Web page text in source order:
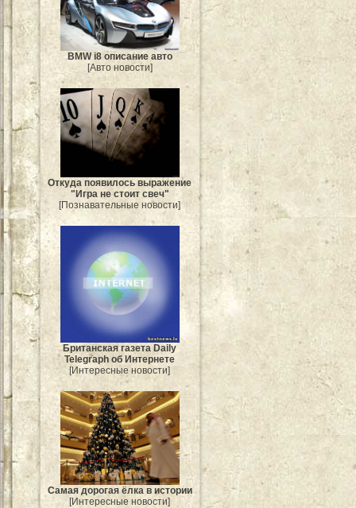
BMW i8 описание авто
[Авто новости]
Откуда появилось выражение
"Игра не стоит свеч"
[Познавательные новости]
Британская газета Daily
Telegraph об Интернете
[Интересные новости]
Самая дорогая ёлка в истории
[Интересные новости]